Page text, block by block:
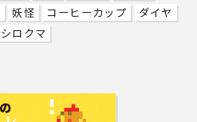
妖怪 コーヒーカップ
ダイヤ
シロクマ